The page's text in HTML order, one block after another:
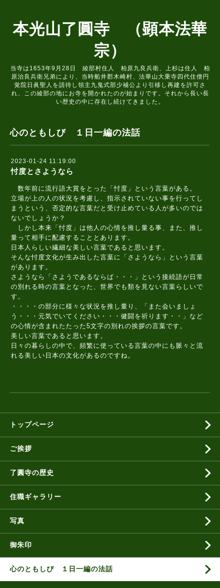
本光山了圓寺 （顕本法華
宗）
当寺は1653年9月28日 綾部村住人 柏原九良兵衛、上杉は住人 柏
原治良兵衛兄弟により、当時船井郡木崎村、法華山大乗寺四代住僧円
覚院日眞聖人を請待し領主九鬼式部少補公より引移し再建を許可さ
れ、この綾部の地にお寺を開かれたのが始まりです。それから長い長
い歴史の中に存在し続けてきました。
心のともしび １日一編の法話
2023-01-24 11:19:00
忖度とさようなら
数年前に流行語大賞をとった「忖度」という言葉がある。
立場が上の人の状況を考慮し、指示されていない事を行ってし
まうという、否定的な言葉だと受け止めている人が多いのでは
ないでしょうか？
しかし本来「忖度」は他人の心情を推し量る事、また、推し
量って相手に配慮することとあります。
日本人らしい繊細な美しい言葉であると思います。
そんな忖度文化が生み出した言葉に「さようなら」という言葉
があります。
さようなら「さようであるならば・・・」という接続語が日常
の別れる時の言葉となった、世界でも類を見ない言葉らしいで
す。
・・・・の部分に様々な状況を推し量り、「また会いましょ
う・・・元気でいてください・・・健闘を祈ります・・」など
の心情が含まれたたった5文字の別れの挨拶の言葉です。
美しい言葉であると思います。
日々の暮らしの中で、頻繁に使っている言葉の中にも脈々と流
れる美しい日本の文化があるのですね。
トップページ
ご挨拶
了圓寺の歴史
住職ギャラリー
写真
御朱印
心のともしび １日一編の法話